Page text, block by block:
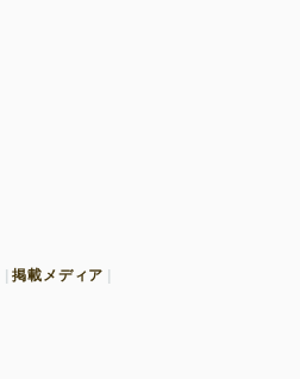
掲載メディア